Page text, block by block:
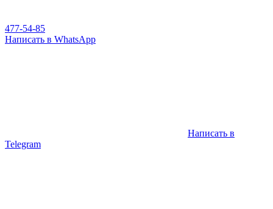
477-54-85
Написать в WhatsApp
Написать в
Telegram